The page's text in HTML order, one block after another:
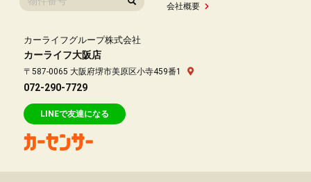
会社概要
カーライフグループ株式会社
カーライフ大阪店
〒587-0065 大阪府堺市美原区小寺459番1
072-290-7729
LINEで友達になる